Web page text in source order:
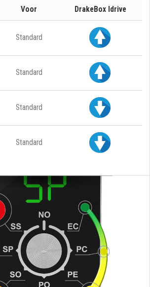
Voor DrakeBox Idrive
Standard
Standard
Standard
Standard